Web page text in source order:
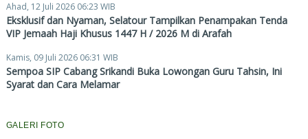
Ahad, 12 Juli 2026 06:23 WIB
Eksklusif dan Nyaman, Selatour Tampilkan Penampakan Tenda
VIP Jemaah Haji Khusus 1447 H / 2026 M di Arafah
Kamis, 09 Juli 2026 06:31 WIB
Sempoa SIP Cabang Srikandi Buka Lowongan Guru Tahsin, Ini
Syarat dan Cara Melamar
GALERI FOTO